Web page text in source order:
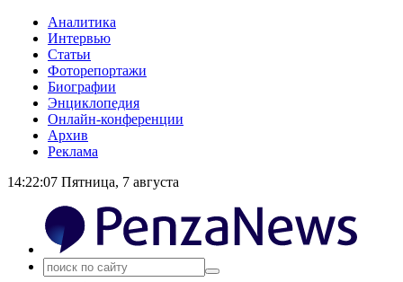
Аналитика
Интервью
Статьи
Фоторепортажи
Биографии
Энциклопедия
Онлайн-конференции
Архив
Реклама
14:22:07 Пятница, 7 августа